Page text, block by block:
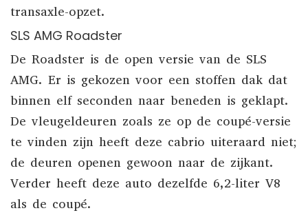
transaxle-opzet.
SLS AMG Roadster
De Roadster is de open versie van de SLS
AMG. Er is gekozen voor een stoffen dak dat
binnen elf seconden naar beneden is geklapt.
De vleugeldeuren zoals ze op de coupé-versie
te vinden zijn heeft deze cabrio uiteraard niet;
de deuren openen gewoon naar de zijkant.
Verder heeft deze auto dezelfde 6,2-liter V8
als de coupé.